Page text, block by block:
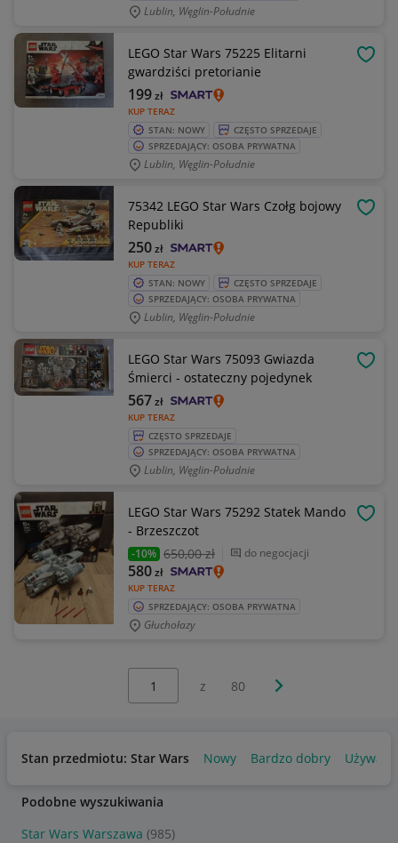
Lublin, Węglin-Południe
LEGO Star Wars 75225 Elitarni
gwardziści pretorianie
KUP TERAZ
199zł
STAN: NOWY
CZĘSTO SPRZEDAJE
SPRZEDAJĄCY: OSOBA PRYWATNA
Lublin, Węglin-Południe
75342 LEGO Star Wars Czołg bojowy
Republiki
KUP TERAZ
250zł
STAN: NOWY
CZĘSTO SPRZEDAJE
SPRZEDAJĄCY: OSOBA PRYWATNA
Lublin, Węglin-Południe
LEGO Star Wars 75093 Gwiazda
Śmierci - ostateczny pojedynek
KUP TERAZ
567zł
CZĘSTO SPRZEDAJE
SPRZEDAJĄCY: OSOBA PRYWATNA
Lublin, Węglin-Południe
LEGO Star Wars 75292 Statek Mando
- Brzeszczot
-10% 650,00 zł do negocjacji
KUP TERAZ
580zł
SPRZEDAJĄCY: OSOBA PRYWATNA
Głuchołazy
z 80 Następna strona
Stan przedmiotu: Star Wars Nowy Bardzo dobry Używany
Podobne wyszukiwania
Star Wars Warszawa (985)